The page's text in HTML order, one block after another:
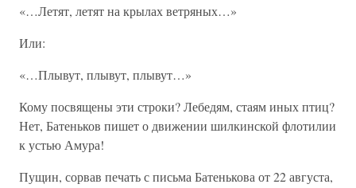
«…Летят, летят на крылах ветряных…»
Или:
«…Плывут, плывут, плывут…»
Кому посвящены эти строки? Лебедям, стаям иных птиц?
Нет, Батеньков пишет о движении шилкинской флотилии
к устью Амура!
Пущин, сорвав печать с письма Батенькова от 22 августа,